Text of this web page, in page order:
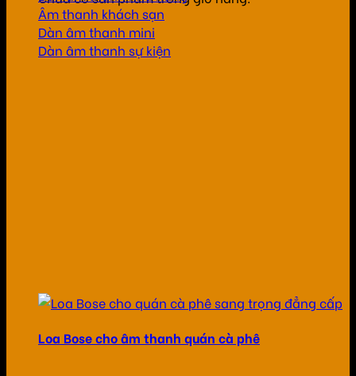
Âm thanh khách sạn
Dàn âm thanh mini
Dàn âm thanh sự kiện
Loa Bose cho âm thanh quán cà phê